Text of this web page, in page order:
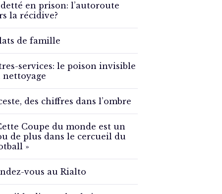
en prison: l’autoroute
la récidive?
de famille
services: le poison invisible
nettoyage
des chiffres dans l’ombre
Coupe du monde est un
de plus dans le cercueil du
»
vous au Rialto